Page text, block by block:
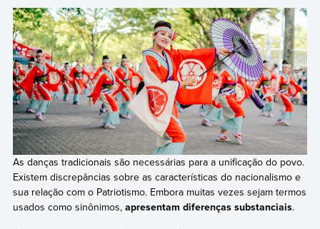
As danças tradicionais são necessárias para a unificação do povo.
Existem discrepâncias sobre as características do nacionalismo e
sua relação com o Patriotismo. Embora muitas vezes sejam termos
usados como sinônimos, apresentam diferenças substanciais.